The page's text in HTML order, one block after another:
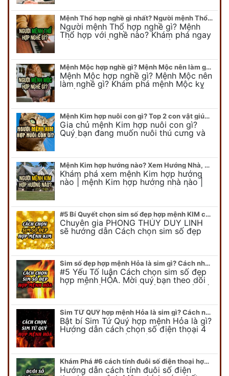
Mệnh Thổ hợp nghề gì nhất? Người mệnh Thổ kỵ nghề gì?
Người mệnh Thổ hợp nghề gì? Mệnh
Thổ hợp với nghề nào? Khám phá ngay
để chọn nghề hợp mệnh Thổ. Cũng như
Mệnh Mộc hợp nghề gì? Mệnh Mộc nên làm gì? Mệnh Mộc kỵ nghề nào?
Mệnh Mộc hợp nghề gì? Mệnh Mộc nên
làm nghề gì? Khám phá mệnh Mộc kỵ
nghề gì không nên làm. Xem ngay để
Mệnh Kim hợp nuôi con gì? Top 2 con vật giúp gia chủ Phát tài phát lộc
Gia chủ mệnh Kim hợp nuôi con gì?
Quý bạn đang muốn nuôi thú cưng và
muốn chọn một con vật nuôi hợp
Duy…
Mệnh Kim hợp hướng nào? Xem Hướng Nhà, Phòng ngủ, Làm việc hợp mệnh Kim
Khám phá xem mệnh Kim hợp hướng
nào | mệnh Kim hợp hướng nhà nào |
mệnh Kim kê giường hướng nào | mệnh
#5 Bí Quyết chọn sim số đẹp hợp mệnh KIM chuẩn xác nhất
Chuyên gia PHONG THỦY DUY LINH
sẽ hướng dẫn Cách chọn sim số đẹp
hợp mệnh KIM. Mời quý bạn theo dõi
Sim số đẹp hợp mệnh Hỏa là sim gì? Cách nhận biết sim đẹp hợp mệnh Hỏa
#5 Yếu Tố luận Cách chọn sim số đẹp
hợp mệnh HỎA. Mời quý bạn theo dõi
bài viết để có cái nhìn tổng quát về số
Sim TỨ QUÝ hợp mệnh Hỏa là sim gì? Cách nhận biết sim tứ quý hợp mệnh Hỏa
Bật bí Sim Tứ Quý hợp mệnh Hỏa là gì?
Hướng dẫn cách chọn số điện thoại 4
quý hợp mệnh Hỏa chính xác nhất.
Khám Phá #6 cách tính đuôi số điện thoại hợp mệnh Mộc
Hướng dẫn cách tính đuôi số điện